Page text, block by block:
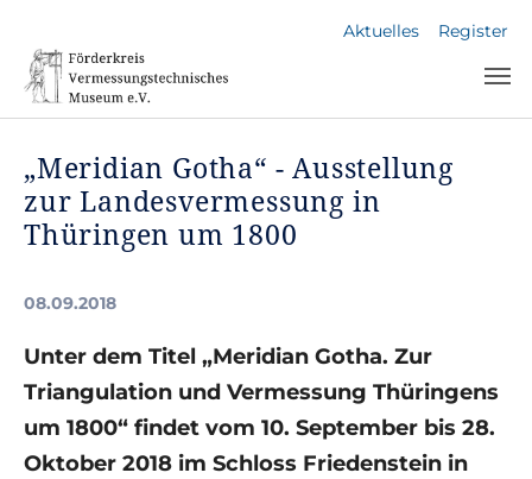
Aktuelles Register
„Meridian Gotha“ - Ausstellung
zur Landesvermessung in
Thüringen um 1800
08.09.2018
Unter dem Titel „Meridian Gotha. Zur
Triangulation und Vermessung Thüringens
um 1800“ findet vom 10. September bis 28.
Oktober 2018 im Schloss Friedenstein in